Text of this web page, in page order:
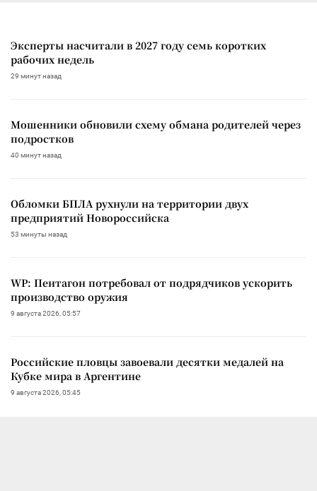
Эксперты насчитали в 2027 году семь коротких
рабочих недель
29 минут назад
Мошенники обновили схему обмана родителей через
подростков
40 минут назад
Обломки БПЛА рухнули на территории двух
предприятий Новороссийска
53 минуты назад
WP: Пентагон потребовал от подрядчиков ускорить
производство оружия
9 августа 2026, 05:57
Российские пловцы завоевали десятки медалей на
Кубке мира в Аргентине
9 августа 2026, 05:45